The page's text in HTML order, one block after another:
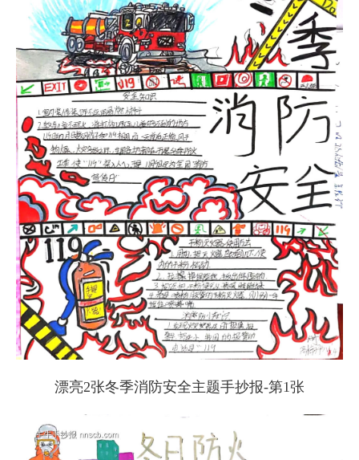
漂亮2张冬季消防安全主题手抄报-第1张